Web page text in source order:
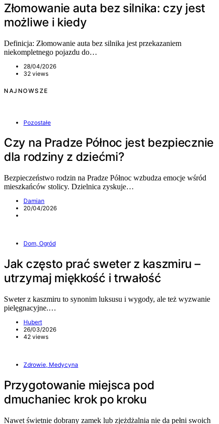
Złomowanie auta bez silnika: czy jest
możliwe i kiedy
Definicja: Złomowanie auta bez silnika jest przekazaniem
niekompletnego pojazdu do…
28/04/2026
32 views
NAJNOWSZE
Pozostałe
Czy na Pradze Północ jest bezpiecznie
dla rodziny z dziećmi?
Bezpieczeństwo rodzin na Pradze Północ wzbudza emocje wśród
mieszkańców stolicy. Dzielnica zyskuje…
Damian
20/04/2026
Dom, Ogród
Jak często prać sweter z kaszmiru –
utrzymaj miękkość i trwałość
Sweter z kaszmiru to synonim luksusu i wygody, ale też wyzwanie
pielęgnacyjne.…
Hubert
26/03/2026
42 views
Zdrowie, Medycyna
Przygotowanie miejsca pod
dmuchaniec krok po kroku
Nawet świetnie dobrany zamek lub zjeżdżalnia nie da pełni swoich